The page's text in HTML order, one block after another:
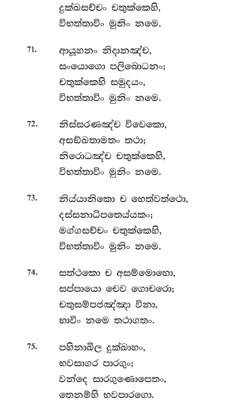
දුක්ඛසච්චං චතුක්කෙහි,
විභත්තාවිං මුනිං නමෙ.
71. ආයූහනං නිදානඤ්ච,
සංයොගො පලිබොධනං;
චතුක්කෙහි සමුදයං,
විභත්තාවිං මුනිං නමෙ.
72.
නිස්සරණඤ්ච විවෙකො,
අසඞ්ඛතාමතං තථා;
නිරොධඤ්ච චතුක්කෙහි,
විභත්තාවිං මුනිං නමෙ.
73. නිය්යානිකො ච හෙත්වත්ථො,
දස්සනාධිපතෙය්යකං;
මග්ගසච්චං චතුක්කෙහි,
විභත්තාවිං මුනිං නමෙ.
74. සත්ථකො ච අසම්මොහො,
සප්පායො චෙව ගොචරො;
චතුසම්පජඤ්ඤා විනා,
භාවිං නමෙ තථාගතං.
75.
පහිනාඛිල දුක්ඛාහං,
භවසාගර පාරගුං;
වන්දෙ සාරගුණොපෙතං,
තෙනම්හි භවපාරගො.